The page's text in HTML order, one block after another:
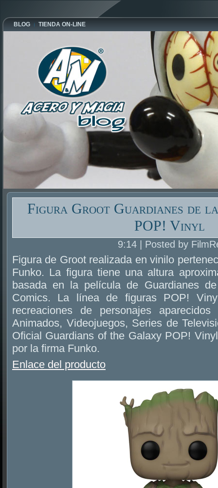
BLOG TIENDA ON-LINE
Figura Groot Guardianes de
POP! Vinyl
9:14 | Posted by
Figura de Groot realizada en vinilo
Funko. La figura tiene una altura
basada en la película de Guardianes
Comics. La línea de figuras POP!
recreaciones de personajes
Animados, Videojuegos, Series de
Oficial Guardians of the Galaxy POP!
por la firma Funko.
Enlace del producto